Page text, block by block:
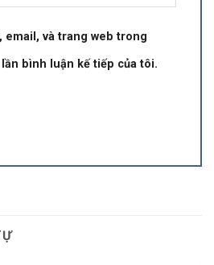
email, và trang web trong
bình luận kế tiếp của tôi.